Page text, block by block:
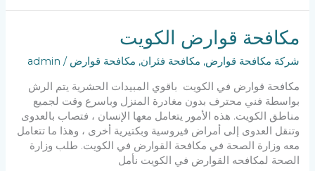
مكافحة
مكافحة قوارض الكويت
شركة مكافحة قوارض, مكافحة فئران, مكافحة قوارض /
admin
مكافحة قوارض في الكويت باقوي المبيدات الحشرية يتم الرش
بواسطة فني محترف بدون مغادرة المنزل وباسرع وقت لجميع
مناطق الكويت. هذه الأمور يتعامل معها الإنسان ، فتصاب بالعدوى
وتنقل العدوى إلى أمراض فيروسية وبكتيرية أخرى ، وهذا ما تتعامل
معه وزارة الصحة في مكافحة القوارض في الكويت. طلب وزارة
الصحة لمكافحه القوارض في الكويت نأمل